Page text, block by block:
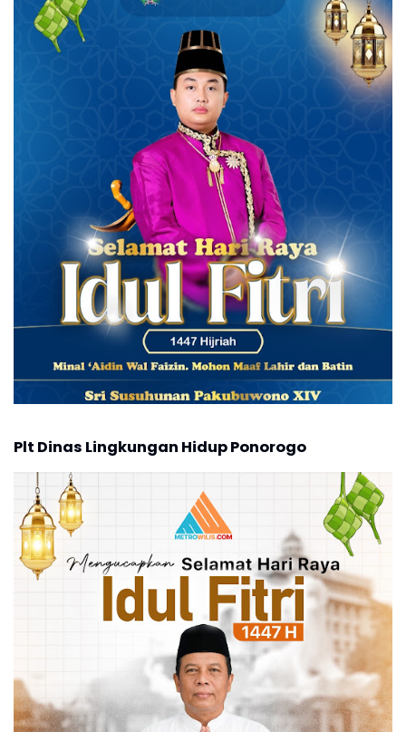
Plt Dinas Lingkungan Hidup Ponorogo